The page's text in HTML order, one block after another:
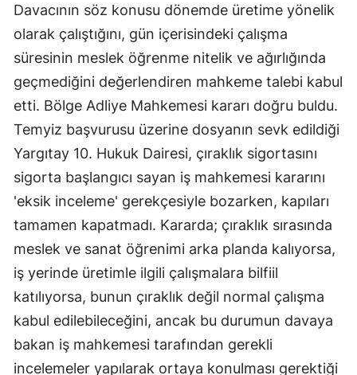
Davacının söz konusu dönemde üretime yönelik
olarak çalıştığını, gün içerisindeki çalışma
süresinin meslek öğrenme nitelik ve ağırlığında
geçmediğini değerlendiren mahkeme talebi kabul
etti. Bölge Adliye Mahkemesi kararı doğru buldu.
Temyiz başvurusu üzerine dosyanın sevk edildiği
Yargıtay 10. Hukuk Dairesi, çıraklık sigortasını
sigorta başlangıcı sayan iş mahkemesi kararını
'eksik inceleme' gerekçesiyle bozarken, kapıları
tamamen kapatmadı. Kararda; çıraklık sırasında
meslek ve sanat öğrenimi arka planda kalıyorsa,
iş yerinde üretimle ilgili çalışmalara bilfiil
katılıyorsa, bunun çıraklık değil normal çalışma
kabul edilebileceğini, ancak bu durumun davaya
bakan iş mahkemesi tarafından gerekli
incelemeler yapılarak ortaya konulması gerektiği